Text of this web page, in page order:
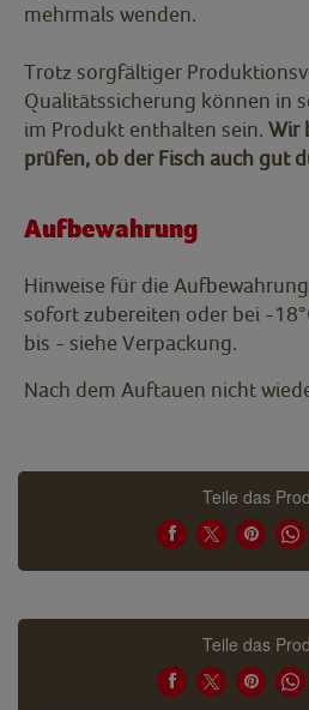
mehrmals wenden.
Trotz sorgfältiger
Qualitätssicherung können in
im Produkt enthalten sein. Wir
prüfen, ob der Fisch auch gut
Aufbewahrung
Hinweise für die
sofort zubereiten oder bei -
bis - siehe Verpackung.
Nach dem Auftauen nicht
Teile das
Teile das